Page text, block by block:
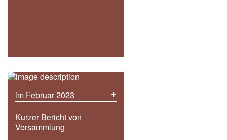
im Februar 2023 +
Kurzer Bericht von
Versammlung